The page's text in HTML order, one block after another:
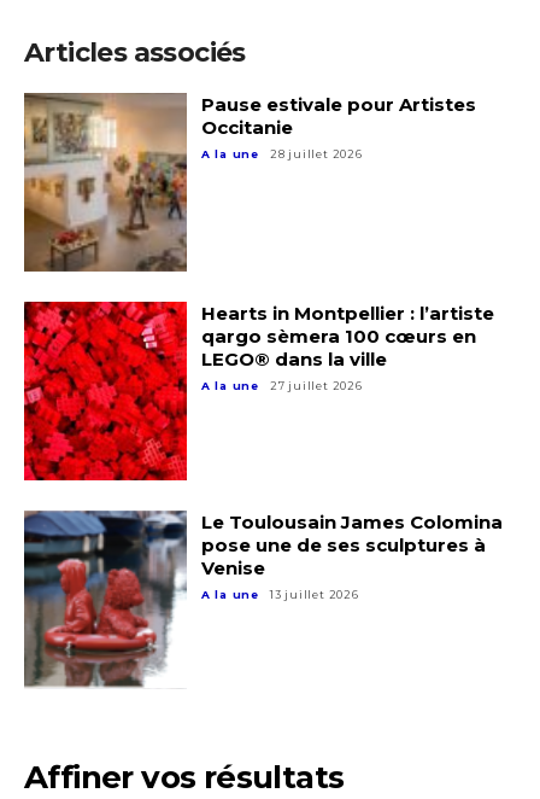
Adresse email*
Nom
Statut / Organisation
J'accepte lestermes et conditions
* Champ obligatoire
Adresse email*
Nom
Prénom
Statut / Organisation
J'accepte les
Articles associés
Pause estivale pour Artistes
Occitanie
A la une 28 juillet 2026
Hearts in Montpellier : l’artiste
qargo sèmera 100 cœurs en
LEGO® dans la ville
A la une 27 juillet 2026
Le Toulousain James Colomina
pose une de ses sculptures à
Venise
A la une 13 juillet 2026
Affiner vos résultats